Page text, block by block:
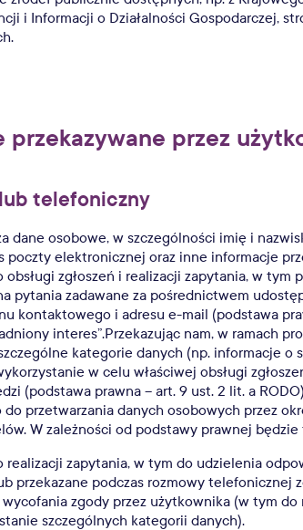
i Informacji o Działalności Gospodarczej,
przekazywane przez
telefoniczny
dane osobowe, w szczególności imię i
elektronicznej oraz inne informacje
zgłoszeń i realizacji zapytania, w tym
pytania zadawane za pośrednictwem
kontaktowego i adresu e-mail (podstawa
interes”.Przekazując nam, w ramach
kategorie danych (np. informacje o
w celu właściwej obsługi
(podstawa prawna – art. 9 ust. 2 lit. a RODO)
przetwarzania danych osobowych przez
W zależności od podstawy prawnej
realizacji zapytania, w tym do udzielenia
przekazane podczas rozmowy telefonicznej
zgody przez użytkownika (w tym
szczególnych kategorii danych).